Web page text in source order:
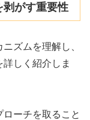
剥がす重要性
ズムを理解し、
しく紹介しま
ーチを取ること